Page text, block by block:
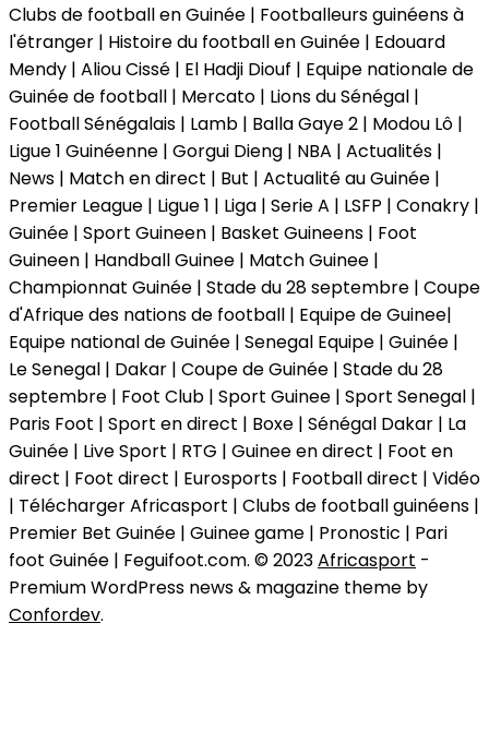
Clubs de football en Guinée | Footballeurs guinéens à
l'étranger | Histoire du football en Guinée | Edouard
Mendy | Aliou Cissé | El Hadji Diouf | Equipe nationale de
Guinée de football | Mercato | Lions du Sénégal |
Football Sénégalais | Lamb | Balla Gaye 2 | Modou Lô |
Ligue 1 Guinéenne | Gorgui Dieng | NBA | Actualités |
News | Match en direct | But | Actualité au Guinée |
Premier League | Ligue 1 | Liga | Serie A | LSFP | Conakry |
Guinée | Sport Guineen | Basket Guineens | Foot
Guineen | Handball Guinee | Match Guinee |
Championnat Guinée | Stade du 28 septembre | Coupe
d'Afrique des nations de football | Equipe de Guinee|
Equipe national de Guinée | Senegal Equipe | Guinée |
Le Senegal | Dakar | Coupe de Guinée | Stade du 28
septembre | Foot Club | Sport Guinee | Sport Senegal |
Paris Foot | Sport en direct | Boxe | Sénégal Dakar | La
Guinée | Live Sport | RTG | Guinee en direct | Foot en
direct | Foot direct | Eurosports | Football direct | Vidéo
| Télécharger Africasport | Clubs de football guinéens |
Premier Bet Guinée | Guinee game | Pronostic | Pari
foot Guinée | Feguifoot.com. © 2023Africasport -
Premium WordPress news & magazine theme by
Confordev.